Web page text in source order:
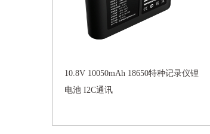
10.8V 10050mAh 18650特种记录仪锂
电池 I2C通讯